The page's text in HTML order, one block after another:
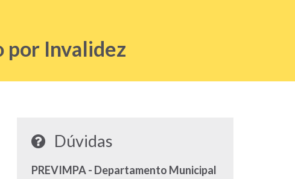
por Invalidez
Dúvidas
PREVIMPA - Departamento Municipal